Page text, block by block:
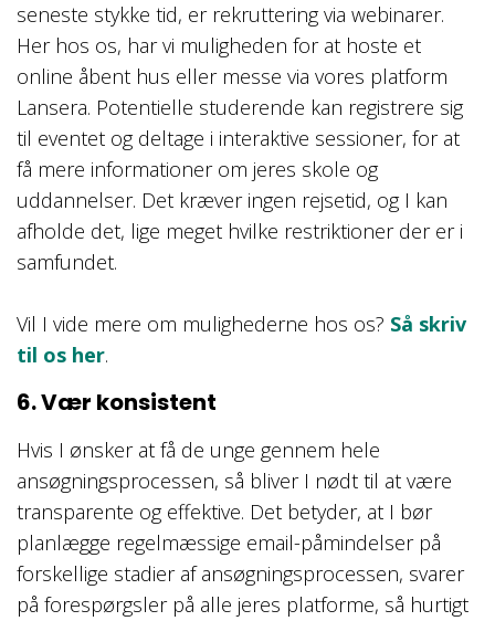
seneste stykke tid, er rekruttering via webinarer.
Her hos os, har vi muligheden for at hoste et
online åbent hus eller messe via vores platform
Lansera. Potentielle studerende kan registrere sig
til eventet og deltage i interaktive sessioner, for at
få mere informationer om jeres skole og
uddannelser. Det kræver ingen rejsetid, og I kan
afholde det, lige meget hvilke restriktioner der er i
samfundet.
Vil I vide mere om mulighederne hos os? Så skriv
til os her.
6. Vær konsistent
Hvis I ønsker at få de unge gennem hele
ansøgningsprocessen, så bliver I nødt til at være
transparente og effektive. Det betyder, at I bør
planlægge regelmæssige email-påmindelser på
forskellige stadier af ansøgningsprocessen, svarer
på forespørgsler på alle jeres platforme, så hurtigt